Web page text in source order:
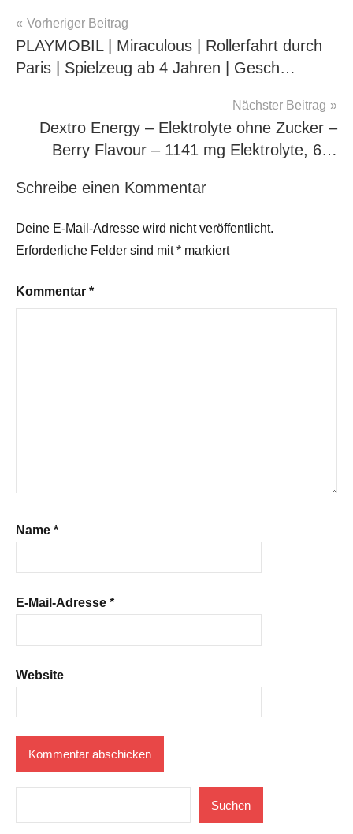
Beitragsnavigation
Vorheriger Beitrag
PLAYMOBIL | Miraculous | Rollerfahrt durch
Paris | Spielzeug ab 4 Jahren | Gesch…
Nächster Beitrag
Dextro Energy – Elektrolyte ohne Zucker –
Berry Flavour – 1141 mg Elektrolyte, 6…
Schreibe einen Kommentar
Deine E-Mail-Adresse wird nicht veröffentlicht.
Erforderliche Felder sind mit* markiert
Kommentar *
Name *
E-Mail-Adresse *
Website
Suchen